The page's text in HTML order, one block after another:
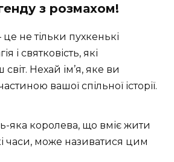
з розмахом!
не тільки пухкенькі
і святковість, які
Нехай ім’я, яке ви
вашої спільної історії.
яка королева, що вміє жити
часи, може називатися цим